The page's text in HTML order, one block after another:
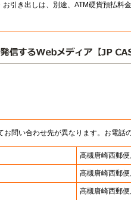
引き出しは、別途、ATM硬貨預払料
問い合わせ先が異なります。お電話
高槻唐崎西郵
高槻唐崎西郵
高槻唐崎西郵